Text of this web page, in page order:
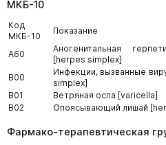
МКБ-10
Код
МКБ-10
Показание
A60
Аногенитальная
[herpes simplex]
B00
Инфекции, вызванные
simplex]
B01
Ветряная оспа [varicella]
B02
Опоясывающий лишай
Фармако-терапевтическая